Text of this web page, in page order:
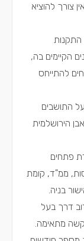
צורך להוציא
התקנות
הקיימים בה,
להתייחס
התושבים
הירושלמית
פתחים
ממ"ד, קומת
בניה.
דרך בעל
מתאימה.